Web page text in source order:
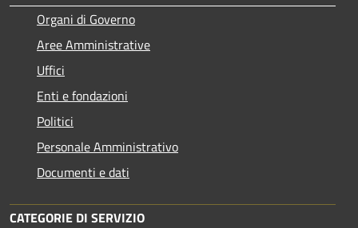
Organi di Governo
Aree Amministrative
Uffici
Enti e fondazioni
Politici
Personale Amministrativo
Documenti e dati
CATEGORIE DI SERVIZIO